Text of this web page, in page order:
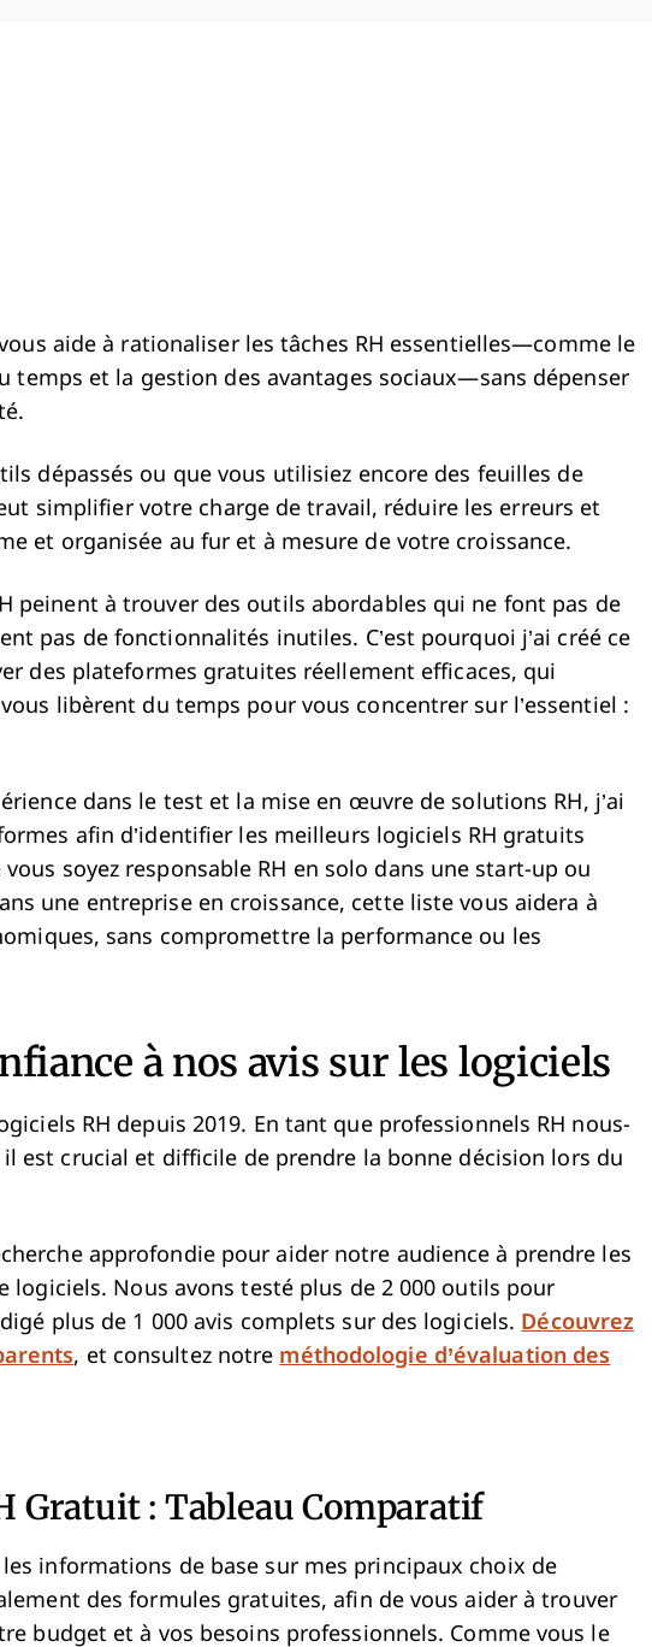
aide à rationaliser les tâches RH essentielles—comme le
temps et la gestion des avantages sociaux—sans dépenser
dépassés ou que vous utilisiez encore des feuilles de
simplifier votre charge de travail, réduire les erreurs et
et organisée au fur et à mesure de votre croissance.
peinent à trouver des outils abordables qui ne font pas de
pas de fonctionnalités inutiles. C’est pourquoi j’ai créé ce
des plateformes gratuites réellement efficaces, qui
libèrent du temps pour vous concentrer sur l’essentiel :
dans le test et la mise en œuvre de solutions RH, j’ai
afin d’identifier les meilleurs logiciels RH gratuits
soyez responsable RH en solo dans une start-up ou
une entreprise en croissance, cette liste vous aidera à
sans compromettre la performance ou les
à nos avis sur les logiciels
RH depuis 2019. En tant que professionnels RH nous-
est crucial et difficile de prendre la bonne décision lors du
approfondie pour aider notre audience à prendre les
logiciels. Nous avons testé plus de 2 000 outils pour
plus de 1 000 avis complets sur des logiciels. Découvrez
, et consultez notre méthodologie d’évaluation des
Gratuit : Tableau Comparatif
informations de base sur mes principaux choix de
des formules gratuites, afin de vous aider à trouver
budget et à vos besoins professionnels. Comme vous le